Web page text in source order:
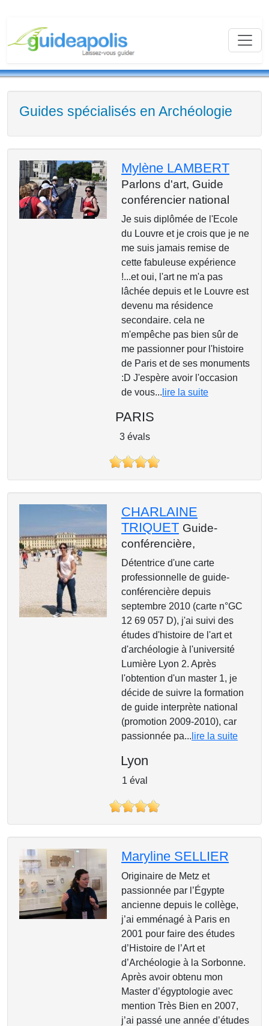
Guides spécialisés en Archéologie
Mylène LAMBERT
Parlons d'art, Guide
conférencier national
Je suis diplômée de l'Ecole
du Louvre et je crois que je ne
me suis jamais remise de
cette fabuleuse expérience
!...et oui, l'art ne m'a pas
lâchée depuis et le Louvre est
devenu ma résidence
secondaire. cela ne
m'empêche pas bien sûr de
me passionner pour l'histoire
de Paris et de ses monuments
:D J'espère avoir l'occasion
de vous... lire la suite
PARIS
3 évals
CHARLAINE
TRIQUET Guide-
conférencière,
Détentrice d'une carte
professionnelle de guide-
conférencière depuis
septembre 2010 (carte n°GC
12 69 057 D), j'ai suivi des
études d'histoire de l'art et
d'archéologie à l'université
Lumière Lyon 2. Après
l'obtention d'un master 1, je
décide de suivre la formation
de guide interprète national
(promotion 2009-2010), car
passionnée pa... lire la suite
Lyon
1 éval
Maryline SELLIER
Originaire de Metz et
passionnée par l’Égypte
ancienne depuis le collège,
j’ai emménagé à Paris en
2001 pour faire des études
d’Histoire de l’Art et
d’Archéologie à la Sorbonne.
Après avoir obtenu mon
Master d’égyptologie avec
mention Très Bien en 2007,
j’ai passé une année d’études